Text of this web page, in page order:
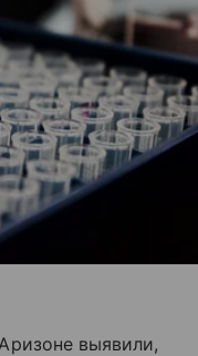
выявили,